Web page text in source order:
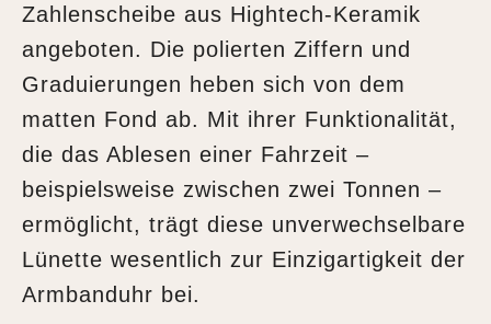
Zahlenscheibe aus Hightech-Keramik
angeboten. Die polierten Ziffern und
Graduierungen heben sich von dem
matten Fond ab. Mit ihrer Funktionalität,
die das Ablesen einer Fahrzeit –
beispielsweise zwischen zwei Tonnen –
ermöglicht, trägt diese unverwechselbare
Lünette wesentlich zur Einzigartigkeit der
Armbanduhr bei.